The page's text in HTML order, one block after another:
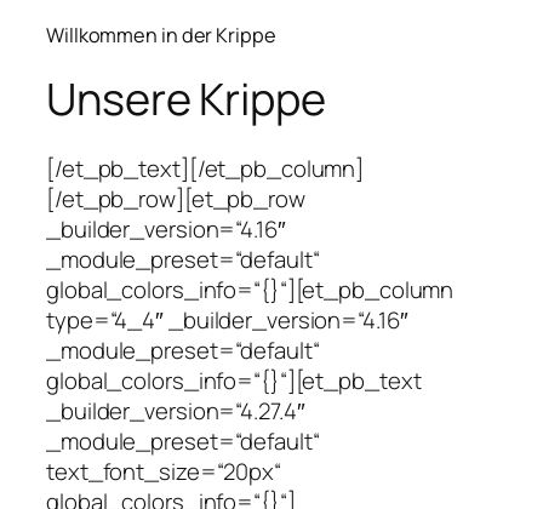
Willkommen in der Krippe
Unsere Krippe
[/et_pb_text][/et_pb_column]
[/et_pb_row][et_pb_row
_builder_version=“4.16″
_module_preset=“default“
global_colors_info=“{}“][et_pb_column
type=“4_4″ _builder_version=“4.16″
_module_preset=“default“
global_colors_info=“{}“][et_pb_text
_builder_version=“4.27.4″
_module_preset=“default“
text_font_size=“20px“
global_colors_info=“{}“]